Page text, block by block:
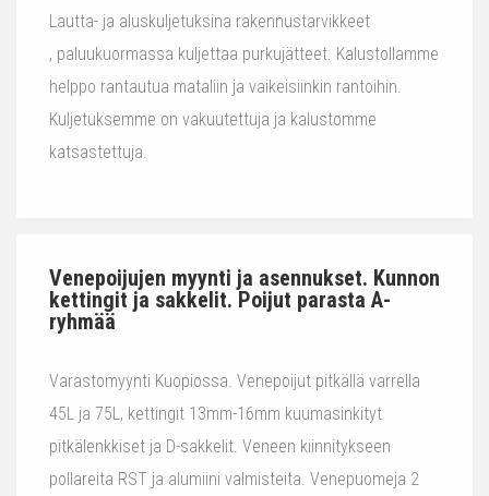
Lautta- ja aluskuljetuksina rakennustarvikkeet
, paluukuormassa kuljettaa purkujätteet. Kalustollamme
helppo rantautua mataliin ja vaikeisiinkin rantoihin.
Kuljetuksemme on vakuutettuja ja kalustomme
katsastettuja.
Venepoijujen myynti ja asennukset. Kunnon
kettingit ja sakkelit. Poijut parasta A-
ryhmää
Varastomyynti Kuopiossa. Venepoijut pitkällä varrella
45L ja 75L, kettingit 13mm-16mm kuumasinkityt
pitkälenkkiset ja D-sakkelit. Veneen kiinnitykseen
pollareita RST ja alumiini valmisteita. Venepuomeja 2